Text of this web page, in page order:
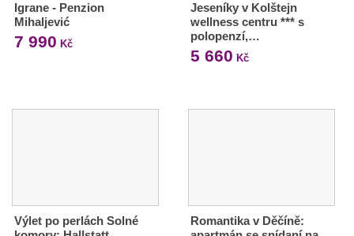
Igrane - Penzion
Mihaljević
7 990 Kč
Jeseníky v Kolštejn
wellness centru *** s
polopenzí,…
5 660 Kč
Výlet po perlách Solné
Romantika v Děčíně: